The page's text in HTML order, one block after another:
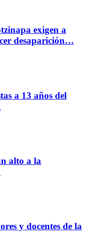
exigen a
desaparición…
a 13 años del
alto a la
y docentes de la